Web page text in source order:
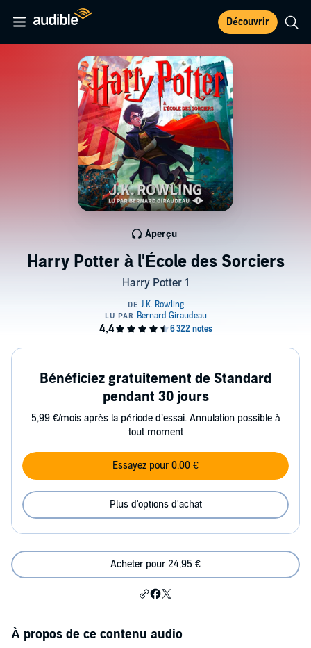
Découvrir
Harry Potter à l'École des Sorciers
Harry Potter 1
Aperçu
Bénéficiez gratuitement de Standard
pendant 30 jours
5,99 €/mois après la période d’essai. Annulation possible à
tout moment
Essayez pour 0,00 €
Plus d'options d'achat
Acheter pour 24,95 €
À propos de ce contenu audio